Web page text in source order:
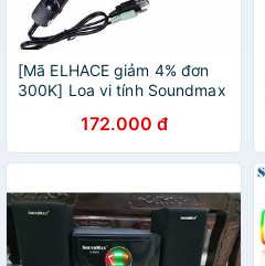
[Mã ELHACE giảm 4% đơn
300K] Loa vi tính Soundmax
172.000 đ